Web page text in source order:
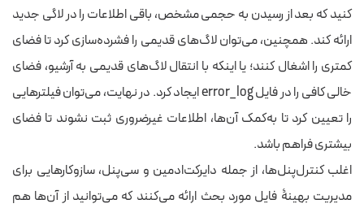
کنید که بعد از رسیدن به حجمی مشخص، باقی اطلاعات را در لاگی جدید
ارائه کند. همچنین، می‌توان لاگ‌های قدیمی را فشرده‌سازی کرد تا فضای
کمتری را اشغال کنند؛ یا اینکه با انتقال لاگ‌های قدیمی به آرشیو، فضای
خالی کافی را در فایل error_log ایجاد کرد. در نهایت، می‌توان فیلترهایی
را تعیین کرد تا به‌کمک آن‌ها، اطلاعات غیرضروری ثبت نشوند تا فضای
بیشتری فراهم باشد.
اغلب کنترل‌پنل‌ها، از جمله دایرکت‌ادمین و سی‌پنل، سازوکارهایی برای
مدیریت بهینۀ فایل مورد بحث ارائه می‌کنند که می‌توانید از آن‌ها هم